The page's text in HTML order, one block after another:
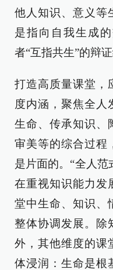
他人知识、意义等
是指向自我生成
者“互指共生”的辩证
打造高质量课堂，
度内涵，聚焦全人
生命、传承知识、
审美等的综合过程
是片面的。“全人范
在重视知识能力发
堂中生命、知识、
整体协调发展。除
外，其他维度的课
体浸润：生命是根